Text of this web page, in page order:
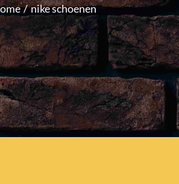
nike schoenen